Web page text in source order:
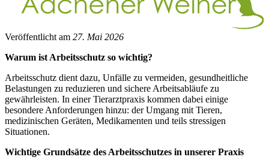
Veröffentlicht am 27. Mai 2026
Warum ist Arbeitsschutz so wichtig?
Arbeitsschutz dient dazu, Unfälle zu vermeiden, gesundheitliche
Belastungen zu reduzieren und sichere Arbeitsabläufe zu
gewährleisten. In einer Tierarztpraxis kommen dabei einige
besondere Anforderungen hinzu: der Umgang mit Tieren,
medizinischen Geräten, Medikamenten und teils stressigen
Situationen.
Wichtige Grundsätze des Arbeitsschutzes in unserer Praxis